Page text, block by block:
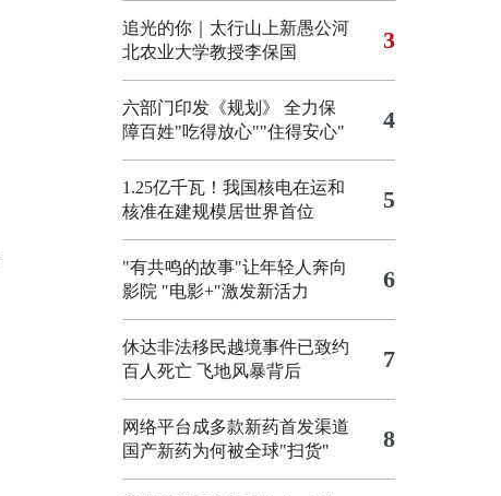
追光的你｜太行山上新愚公河
北农业大学教授李保国
3
六部门印发《规划》 全力保
障百姓"吃得放心""住得安心"
4
1.25亿千瓦！我国核电在运和
核准在建规模居世界首位
5
"有共鸣的故事"让年轻人奔向
影院 "电影+"激发新活力 6
休达非法移民越境事件已致约
百人死亡 飞地风暴背后 7
网络平台成多款新药首发渠道
国产新药为何被全球"扫货"
8